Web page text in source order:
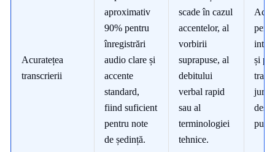
Acuratețea
transcrierii
aproximativ
90% pentru
înregistrări
audio clare și
accente
standard,
fiind suficient
pentru note
de ședință.
scade în cazul
accentelor, al
vorbirii
suprapuse, al
debitului
verbal rapid
sau al
terminologiei
tehnice.
și